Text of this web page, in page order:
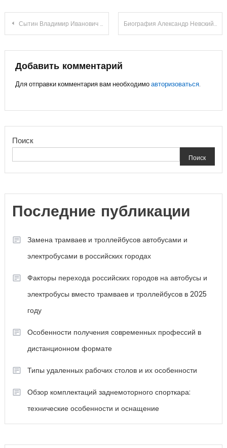
Навигация
записям
Сытин Владимир Иванович — выдающийся политолог, его биография, достижения и влияние на современную политическую сферу Биография Александр Невский и его подвиги — история жизни великого князя, защитника Руси
Добавить комментарий
Для отправки комментария вам необходимоавторизоваться.
Поиск
Поиск
Последние публикации
Замена трамваев и троллейбусов автобусами и
электробусами в российских городах
Факторы перехода российских городов на автобусы и
электробусы вместо трамваев и троллейбусов в 2025
году
Особенности получения современных профессий в
дистанционном формате
Типы удаленных рабочих столов и их особенности
Обзор комплектаций заднемоторного спорткара:
технические особенности и оснащение